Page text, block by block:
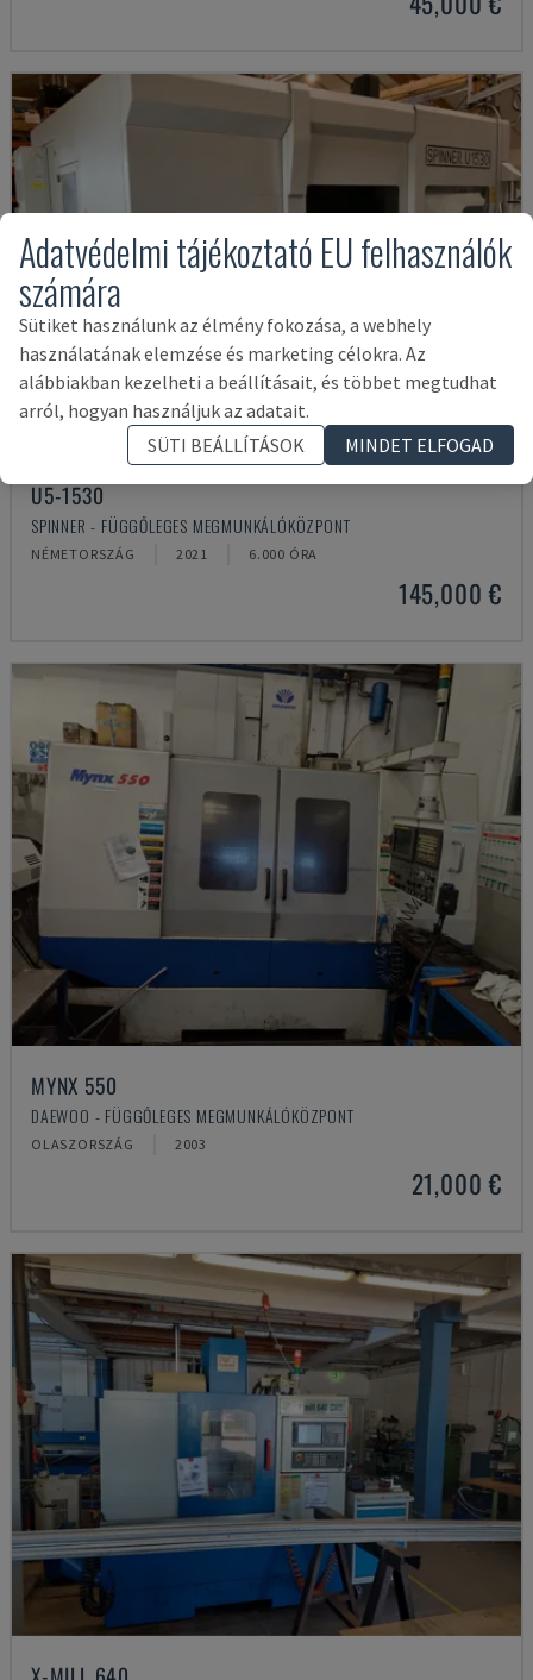
U5-1530
SPINNER - FÜGGŐLEGES MEGMUNKÁLÓKÖZPONT
NÉMETORSZÁG 2021 6.000 ÓRA
145,000 €
MYNX 550
DAEWOO - FÜGGŐLEGES MEGMUNKÁLÓKÖZPONT
OLASZORSZÁG 2003
21,000 €
Adatvédelmi tájékoztató EU felhasználók
számára
Sütiket használunk az élmény fokozása, a webhely
használatának elemzése és marketing célokra. Az
alábbiakban kezelheti a beállításait, és többet megtudhat
arról, hogyan használjuk az adatait.
SÜTI BEÁLLÍTÁSOK
MINDET ELFOGAD